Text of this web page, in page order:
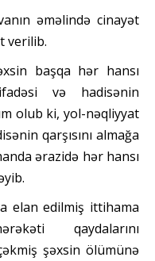
əməlində cinayət
verilib.
başqa hər hansı
və hadisənin
olub ki, yol-nəqliyyat
qarşısını almağa
ərazidə hər hansı
elan edilmiş ittihama
qaydalarını
şəxsin ölümünə